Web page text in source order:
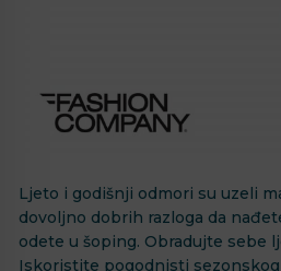
Ljeto i godišnji odmori su uzeli
dovoljno dobrih razloga da
odete u šoping. Obradujte sebe
Iskoristite pogodnisti